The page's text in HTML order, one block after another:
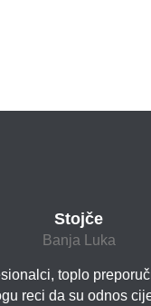
Stojče
Banja Luka
toplo
reci da su odnos